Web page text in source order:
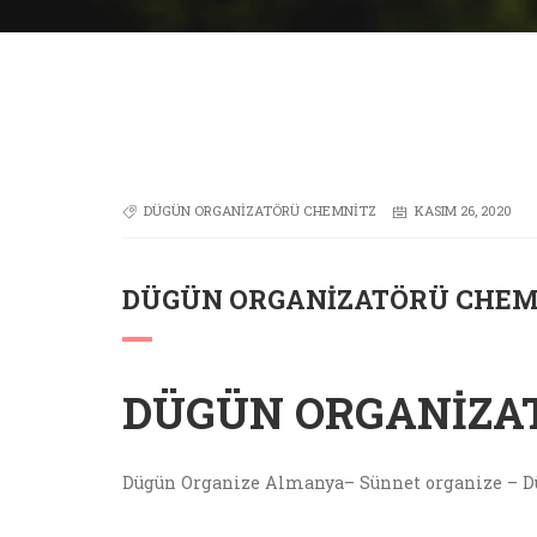
DÜGÜN ORGANIZATÖRÜ CHEMNITZ KASIM 26, 2020
DÜGÜN ORGANIZATÖRÜ
DÜGÜN
Dügün Organize Almanya– Sünnet organize –